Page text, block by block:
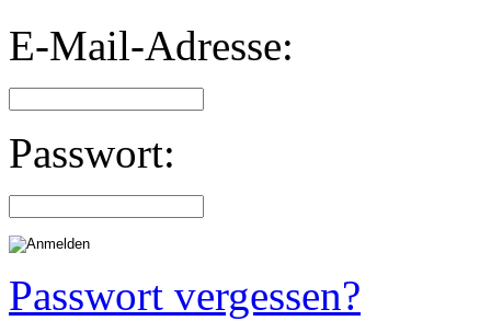
E-Mail-Adresse:
Passwort:
Passwort vergessen?